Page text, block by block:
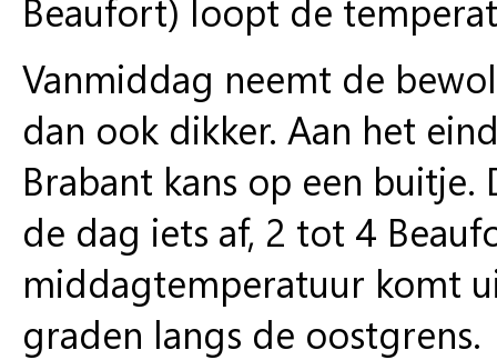
Beaufort) loopt de
Vanmiddag neemt de
dan ook dikker. Aan het
Brabant kans op een
de dag iets af, 2 tot 4
middagtemperatuur komt
graden langs de oostgrens.